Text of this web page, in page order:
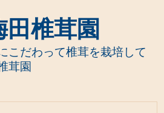
田椎茸園
こだわって椎茸を栽培して
茸園